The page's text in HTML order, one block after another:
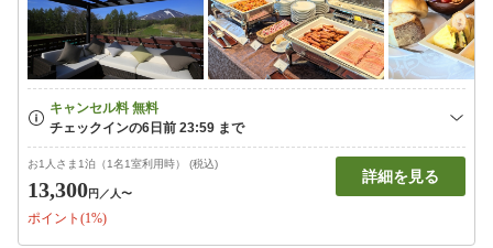
お1人さま1泊（1名1室利用時） (税込)
13,300円 ／人〜
ポイント(1%)
詳細を見る